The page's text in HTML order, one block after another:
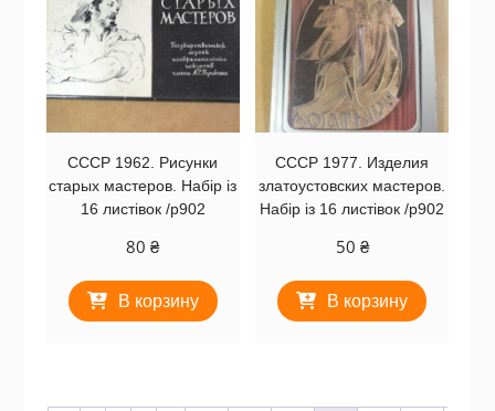
СССР 1962. Рисунки
старых мастеров. Набір із
16 листівок /р902
80₴
В корзину
СССР 1977. Изделия
златоустовских мастеров.
Набір із 16 листівок /р902
50 ₴
В корзину